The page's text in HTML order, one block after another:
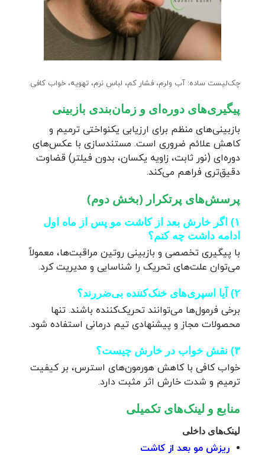
چک‌لیست ساده: آب ولرم، فشار کم، لباس نرم، تهویه، خواب کافی.
پیگیری‌های دوره‌ای و زمان‌بندی بازبینی
بازبینی‌های منظم برای ارزیابی یکنواختی ترمیم و
کاهش علائم ضروری است. مستندسازی با عکس‌های
دوره‌ای (نور ثابت، زاویه یکسان، بدون فیلتر) قضاوت
دقیق‌تری فراهم می‌کند.
پرسش‌های پرتکرار (بخش دوم)
۱) اگر خارش بعد از کاشت مو پس از ماه اول
ادامه داشت چه کنم؟
با پیگیری تخصصی و بازبینی روتین مراقبت‌ها، معمولاً
می‌توان علت‌های تحریک را شناسایی و مدیریت کرد.
۲) آیا اسپری‌های خنک‌کننده بی‌ضررند؟
برخی فرمول‌ها می‌توانند تحریک‌کننده باشند. تنها
محصولات مجاز و پیشنهادی تیم درمانی استفاده شود.
۳) نقش خواب در خارش چیست؟
خواب کافی با کاهش هورمون‌های استرس، بر کیفیت
ترمیم و شدت خارش اثر مثبت دارد.
منابع و لینک‌های تکمیلی
لینک‌های داخلی
ریزش مو بعد از کاشت